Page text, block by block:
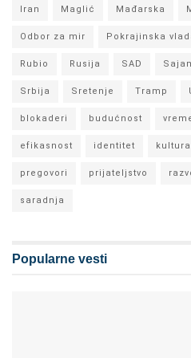
Iran Maglić Mađarska
Odbor za mir Pokrajinska
Rubio Rusija SAD
Srbija Sretenje Tramp
blokaderi budućnost
efikasnost identitet kultura
pregovori prijateljstvo
saradnja
Popularne vesti